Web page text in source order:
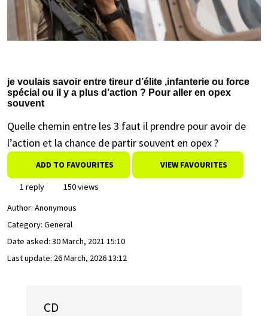
je voulais savoir entre tireur d’élite ,infanterie ou force
spécial ou il y a plus d’action ? Pour aller en opex
souvent
Quelle chemin entre les 3 faut il prendre pour avoir de
l’action et la chance de partir souvent en opex ?
ADD TO FAVOURITES VIEW FAVOURITES
1 reply
150 views
Author: Anonymous
Category: General
Date asked: 30 March, 2021 15:10
Last update: 26 March, 2026 13:12
CD